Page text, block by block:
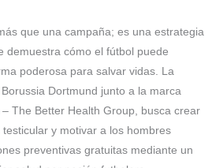
que una campaña; es una estrategia
demuestra cómo el fútbol puede
poderosa para salvar vidas. La
Dortmund junto a la marca
The Better Health Group, busca crear
y motivar a los hombres
preventivas gratuitas mediante un